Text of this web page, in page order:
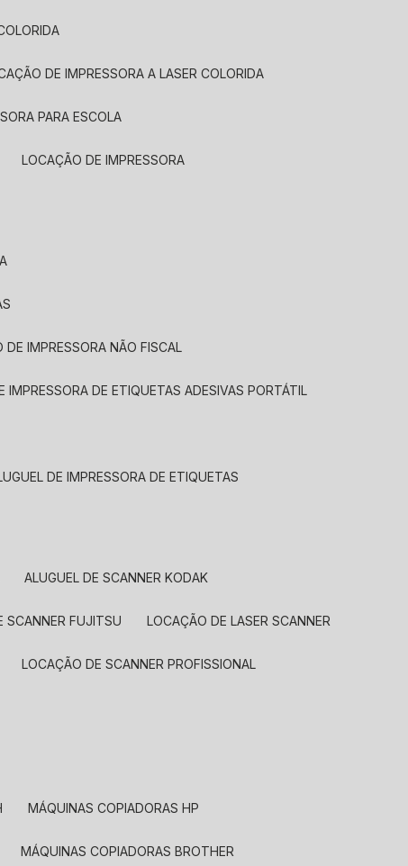
DE IMPRESSORA A LASER COLORIDA
PARA ESCOLA
LOCAÇÃO DE IMPRESSORA
DE IMPRESSORA NÃO FISCAL
IMPRESSORA DE ETIQUETAS ADESIVAS PORTÁTIL
DE IMPRESSORA DE ETIQUETAS
ALUGUEL DE SCANNER KODAK
SCANNER FUJITSU LOCAÇÃO DE LASER SCANNER
LOCAÇÃO DE SCANNER PROFISSIONAL
MÁQUINAS COPIADORAS HP
MÁQUINAS COPIADORAS BROTHER